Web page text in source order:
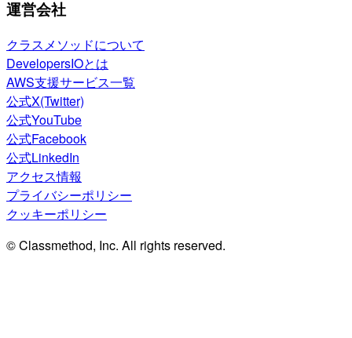
運営会社
クラスメソッドについて
DevelopersIOとは
AWS支援サービス一覧
公式X(Twitter)
公式YouTube
公式Facebook
公式LinkedIn
アクセス情報
プライバシーポリシー
クッキーポリシー
© Classmethod, Inc. All rights reserved.